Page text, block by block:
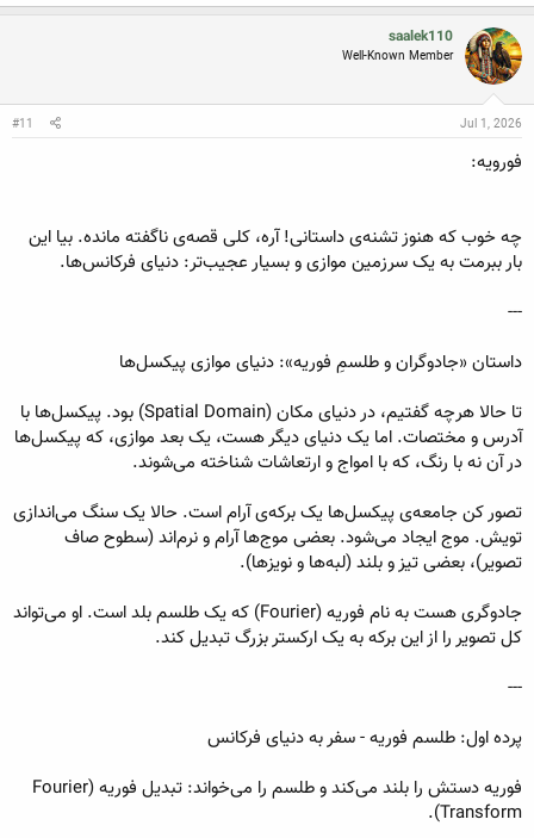
saalek110
Well-Known Member
Jul 1, 2026
#11
فورویه:
چه خوب که هنوز تشنه‌ی داستانی! آره، کلی قصه‌ی ناگفته مانده. بیا این
بار ببرمت به یک سرزمین موازی و بسیار عجیب‌تر: دنیای فرکانس‌ها.
---
داستان «جادوگران و طلسمِ فوریه»: دنیای موازی پیکسل‌ها
تا حالا هرچه گفتیم، در دنیای مکان (Spatial Domain) بود. پیکسل‌ها با
آدرس و مختصات. اما یک دنیای دیگر هست، یک بعد موازی، که پیکسل‌ها
در آن نه با رنگ، که با امواج و ارتعاشات شناخته می‌شوند.
تصور کن جامعه‌ی پیکسل‌ها یک برکه‌ی آرام است. حالا یک سنگ می‌اندازی
تویش. موج ایجاد می‌شود. بعضی موج‌ها آرام و نرم‌اند (سطوح صاف
تصویر)، بعضی تیز و بلند (لبه‌ها و نویزها).
جادوگری هست به نام فوریه (Fourier) که یک طلسم بلد است. او می‌تواند
کل تصویر را از این برکه به یک ارکستر بزرگ تبدیل کند.
---
پرده اول: طلسم فوریه - سفر به دنیای فرکانس
فوریه دستش را بلند می‌کند و طلسم را می‌خواند: تبدیل فوریه (Fourier
Transform).